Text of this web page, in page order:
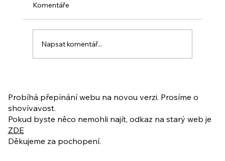
ukázkové lekce
Komentáře
Napsat komentář...
Probíhá přepínání webu na novou verzi. Prosíme o
shovívavost.
Pokud byste něco nemohli najít, odkaz na starý web je
ZDE
Děkujeme za pochopení.